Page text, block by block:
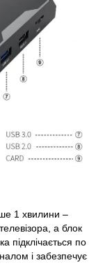
1 хвилини –
а блок
підклічається по
і забезпечує